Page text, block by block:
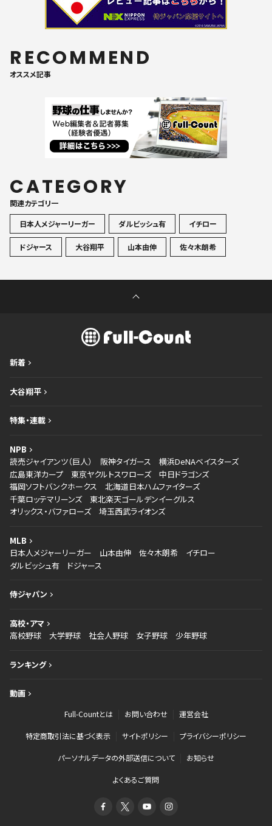
RECOMMEND
オススメ記事
CATEGORY
関連カテゴリ一
日本人メジャーリーガー
ダルビッシュ有 イチロー
ドジャース 大谷翔平 山本由伸 佐々木朗希
新着
大谷翔平
特集・連載
NPB
読売ジャイアンツ（巨人）
阪神タイガース
横浜DeNAベイスターズ
広島東洋カープ
東京ヤクルトスワローズ
中日ドラゴンズ
福岡ソフトバンクホークス
北海道日本ハムファイターズ
千葉ロッテマリーンズ
東北楽天ゴールデンイーグルス
オリックス・バファローズ
埼玉西武ライオンズ
MLB
日本人メジャーリーガー
山本由伸 佐々木朗希
イチロー
ダルビッシュ有
ドジャース
侍ジャパン
高校・アマ
高校野球
大学野球 社会人野球 女子野球 少年野球
ランキング
動画
Full-Countとは お問い合わせ 運営会社
特定商取引法に基づく表示 サイトポリシー プライバシーポリシー
パーソナルデータの外部送信について お知らせ
よくあるご質問